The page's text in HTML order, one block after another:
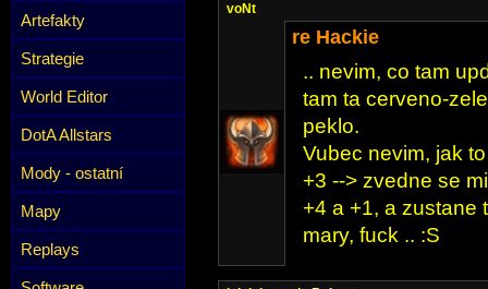
Artefakty
Strategie
World Editor
DotA Allstars
Mody - ostatní
Mapy
Replays
voNt
re Hackie
.. nevim, co tam
tam ta cerveno-
peklo.
Vubec nevim, jak
+3 --> zvedne se
+4 a +1, a zustane
mary, fuck .. :S